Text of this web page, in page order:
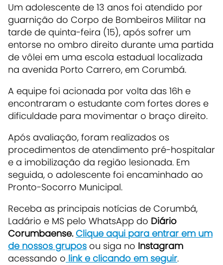
Um adolescente de 13 anos foi atendido por
guarnição do Corpo de Bombeiros Militar na
tarde de quinta-feira (15), após sofrer um
entorse no ombro direito durante uma partida
de vôlei em uma escola estadual localizada
na avenida Porto Carrero, em Corumbá.
A equipe foi acionada por volta das 16h e
encontraram o estudante com fortes dores e
dificuldade para movimentar o braço direito.
Após avaliação, foram realizados os
procedimentos de atendimento pré-hospitalar
e a imobilização da região lesionada. Em
seguida, o adolescente foi encaminhado ao
Pronto-Socorro Municipal.
Receba as principais notícias de Corumbá,
Ladário e MS pelo WhatsApp do Diário
Corumbaense.Clique aqui para entrar em um
de nossos grupos ou siga no Instagram
acessando o link e clicando em seguir.